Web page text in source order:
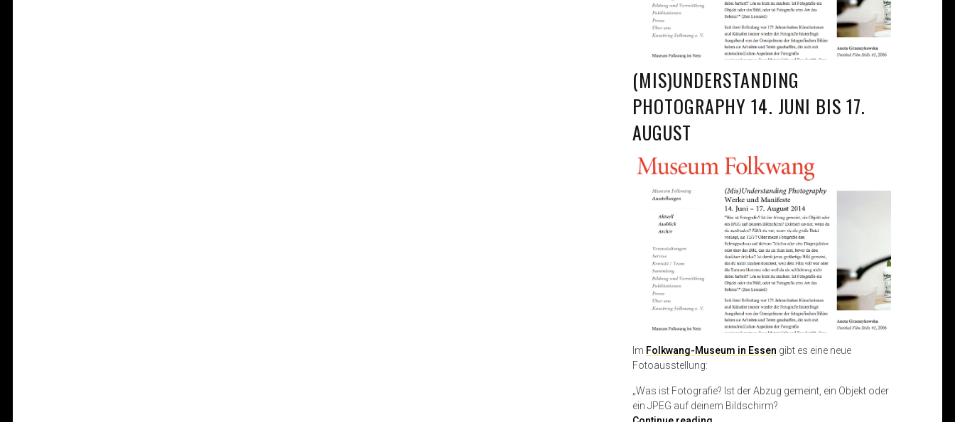
(MIS)UNDERSTANDING
PHOTOGRAPHY 14. JUNI BIS 17.
AUGUST
Im Folkwang-Museum in Essen gibt es eine neue
Fotoausstellung:
„Was ist Fotografie? Ist der Abzug gemeint, ein Objekt oder
ein JPEG auf deinem Bildschirm?